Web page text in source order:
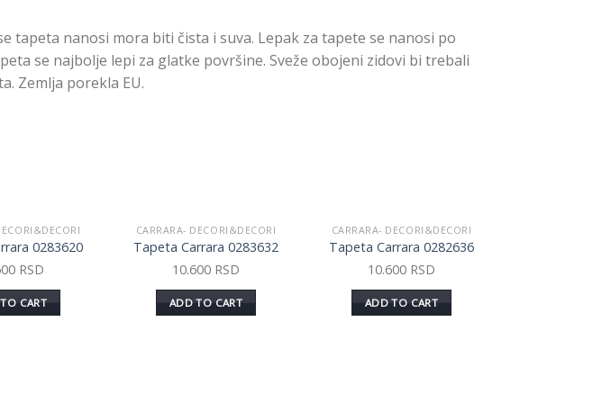
tapeta nanosi mora biti čista i suva. Lepak za tapete se nanosi po
se najbolje lepi za glatke površine. Sveže obojeni zidovi bi trebali
Zemlja porekla EU.
Dodaj
u listu
0283620
RSD
CART
Dodaj
u listu
CARRARA- DECORI&DECORI
Tapeta Carrara 0283632
10.600 RSD
ADD TO CART
Dodaj
u listu
CARRARA- DECORI&DECORI
Tapeta Carrara 0282636
10.600 RSD
ADD TO CART